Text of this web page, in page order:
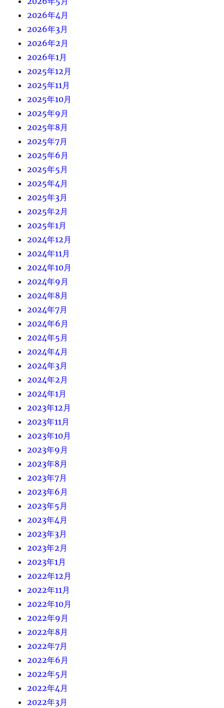
2026年4月
2026年3月
2026年2月
2026年1月
2025年12月
2025年11月
2025年10月
2025年9月
2025年8月
2025年7月
2025年6月
2025年5月
2025年4月
2025年3月
2025年2月
2025年1月
2024年12月
2024年11月
2024年10月
2024年9月
2024年8月
2024年7月
2024年6月
2024年5月
2024年4月
2024年3月
2024年2月
2024年1月
2023年12月
2023年11月
2023年10月
2023年9月
2023年8月
2023年7月
2023年6月
2023年5月
2023年4月
2023年3月
2023年2月
2023年1月
2022年12月
2022年11月
2022年10月
2022年9月
2022年8月
2022年7月
2022年6月
2022年5月
2022年4月
2022年3月